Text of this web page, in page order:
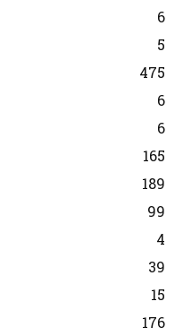
6
5
475
6
6
165
189
99
4
39
15
176